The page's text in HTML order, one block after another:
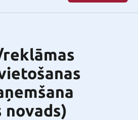
novads)